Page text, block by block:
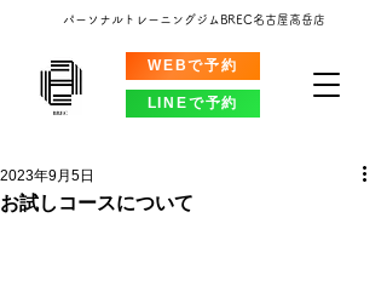
LINEで予約
WEBで予約
パーソナルトレーニングジムBREC名古屋高岳店
お試しコースについて
2023年9月5日